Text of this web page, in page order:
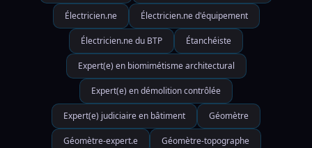
Électricien.ne Électricien.ne d'équipement
Électricien.ne du BTP Étanchéiste
Expert(e) en biomimétisme architectural
Expert(e) en démolition contrôlée
Expert(e) judiciaire en bâtiment Géomètre
Géomètre-expert.e Géomètre-topographe